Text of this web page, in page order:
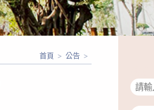
首頁 > 公告 >